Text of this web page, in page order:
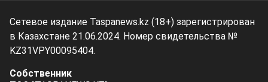
Сетевое издание Taspanews.kz (18+) зарегистрирован
в Казахстане 21.06.2024. Номер свидетельства №
KZ31VPY00095404.
Собственник